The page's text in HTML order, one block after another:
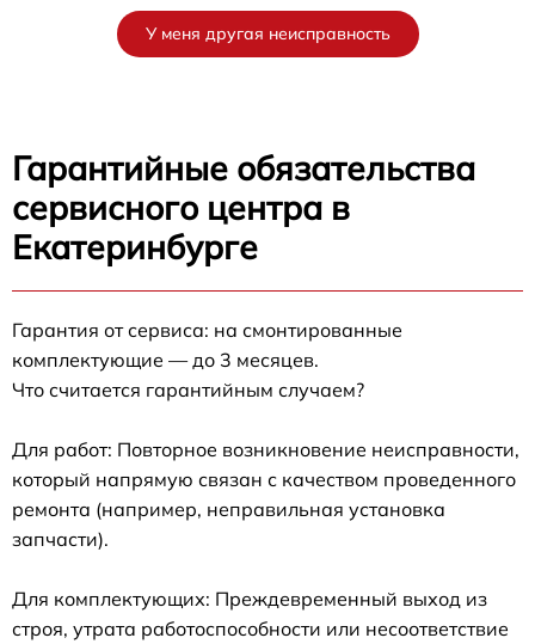
У меня другая неисправность
Гарантийные обязательства
сервисного центра в
Екатеринбурге
Гарантия от сервиса: на смонтированные
комплектующие — до 3 месяцев.
Что считается гарантийным случаем?
Для работ: Повторное возникновение неисправности,
который напрямую связан с качеством проведенного
ремонта (например, неправильная установка
запчасти).
Для комплектующих: Преждевременный выход из
строя, утрата работоспособности или несоответствие